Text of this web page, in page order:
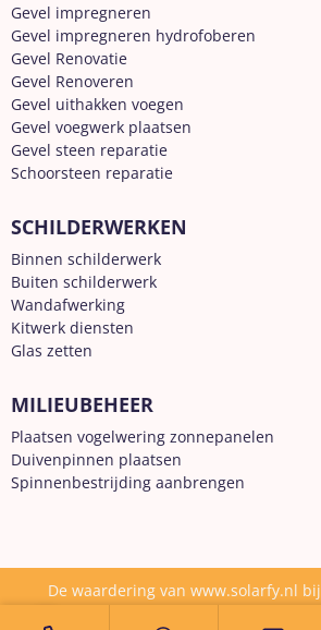
Gevel impregneren
Gevel impregneren hydrofoberen
Gevel Renovatie
Gevel Renoveren
Gevel uithakken voegen
Gevel voegwerk plaatsen
Gevel steen reparatie
Schoorsteen reparatie
SCHILDERWERKEN
Binnen schilderwerk
Buiten schilderwerk
Wandafwerking
Kitwerk diensten
Glas zetten
MILIEUBEHEER
Plaatsen vogelwering zonnepanelen
Duivenpinnen plaatsen
Spinnenbestrijding aanbrengen
De waardering van www.solarfy.nl bij